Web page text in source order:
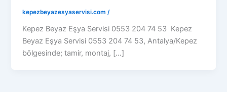
kepezbeyazesyaservisi.com /
Kepez Beyaz Eşya Servisi 0553 204 74 53 Kepez
Beyaz Eşya Servisi 0553 204 74 53, Antalya/Kepez
bölgesinde; tamir, montaj, […]